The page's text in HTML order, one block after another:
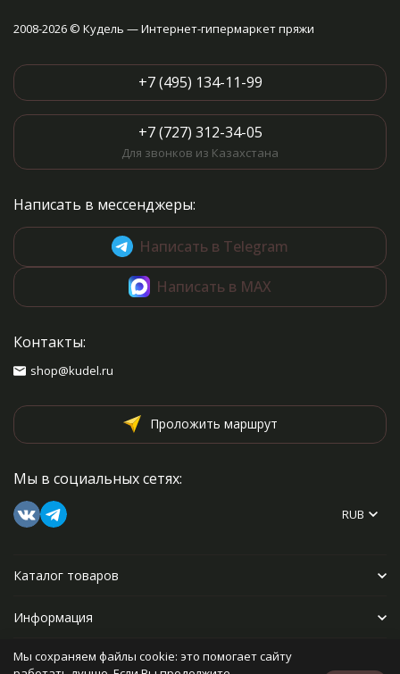
2008-2026 © Кудель — Интернет-гипермаркет пряжи
+7 (495) 134-11-99
+7 (727) 312-34-05
Для звонков из Казахстана
Написать в мессенджеры:
Написать в Telegram
Написать в MAX
Контакты:
shop@kudel.ru
Проложить маршрут
Мы в социальных сетях:
RUB
Каталог товаров
Информация
Прочее
Мы сохраняем файлы cookie: это помогает сайту